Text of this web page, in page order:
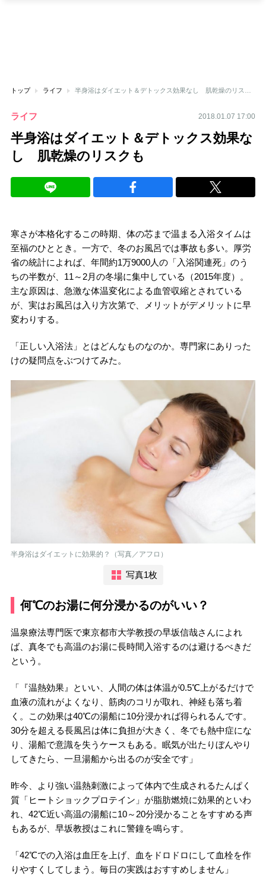
トップ ライフ
ライフ 2018.01.07 17:00
半身浴はダイエット＆デトックス効果な
し 肌乾燥のリスクも
寒さが本格化するこの時期、体の芯まで温まる入浴タイムは
至福のひととき。一方で、冬のお風呂では事故も多い。厚労
省の統計によれば、年間約1万9000人の「入浴関連死」のう
ちの半数が、11～2月の冬場に集中している（2015年度）。
主な原因は、急激な体温変化による血管収縮とされている
が、実はお風呂は入り方次第で、メリットがデメリットに早
変わりする。
「正しい入浴法」とはどんなものなのか。専門家にありった
けの疑問点をぶつけてみた。
半身浴はダイエットに効果的？（写真／アフロ）
写真1枚
何℃のお湯に何分浸かるのがいい？
温泉療法専門医で東京都市大学教授の早坂信哉さんによれ
ば、真冬でも高温のお湯に長時間入浴するのは避けるべきだ
という。
「『温熱効果』といい、人間の体は体温が0.5℃上がるだけで
血液の流れがよくなり、筋肉のコリが取れ、神経も落ち着
く。この効果は40℃の湯船に10分浸かれば得られるんです。
30分を超える長風呂は体に負担が大きく、冬でも熱中症にな
り、湯船で意識を失うケースもある。眠気が出たりぼんやり
してきたら、一旦湯船から出るのが安全です」
昨今、より強い温熱刺激によって体内で生成されるたんぱく
質「ヒートショックプロテイン」が脂肪燃焼に効果的といわ
れ、42℃近い高温の湯船に10～20分浸かることをすすめる声
もあるが、早坂教授はこれに警鐘を鳴らす。
「42℃での入浴は血圧を上げ、血をドロドロにして血栓を作
りやすくしてしまう。毎日の実践はおすすめしません」